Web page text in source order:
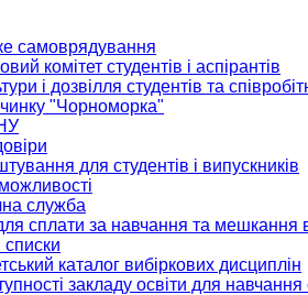
самоврядування
комітет студентів і аспірантів
і дозвілля студентів та
"Чорноморка"
для студентів і випускників
служба
сплати за навчання та мешкання
списки
каталог вибіркових дисциплін
закладу освіти для